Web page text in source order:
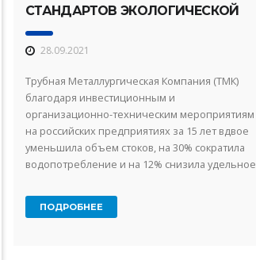
СТАНДАРТОВ ЭКОЛОГИЧЕСКОЙ
БЕЗОПАСНОСТИ
28.09.2021
Трубная Металлургическая Компания (ТМК)
благодаря инвестиционным и
организационно-техническим мероприятиям
на российских предприятиях за 15 лет вдвое
уменьшила объем стоков, на 30% сократила
водопотребление и на 12% снизила удельное
ПОДРОБНЕЕ